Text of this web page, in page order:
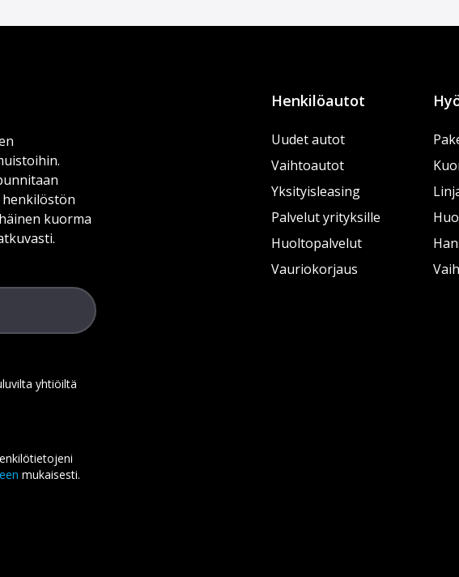
henkilöstön
kuorma
yhtiöiltä
mukaisesti.
Henkilöautot
Uudet autot
Vaihtoautot
Yksityisleasing
Palvelut yrityksille
Huoltopalvelut
Vauriokorjaus